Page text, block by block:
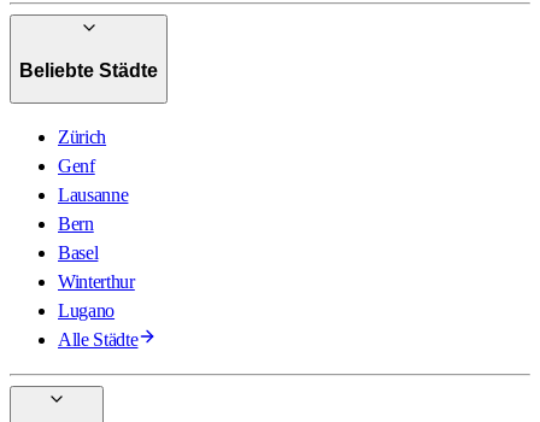
Beliebte Städte
Zürich
Genf
Lausanne
Bern
Basel
Winterthur
Lugano
Alle Städte